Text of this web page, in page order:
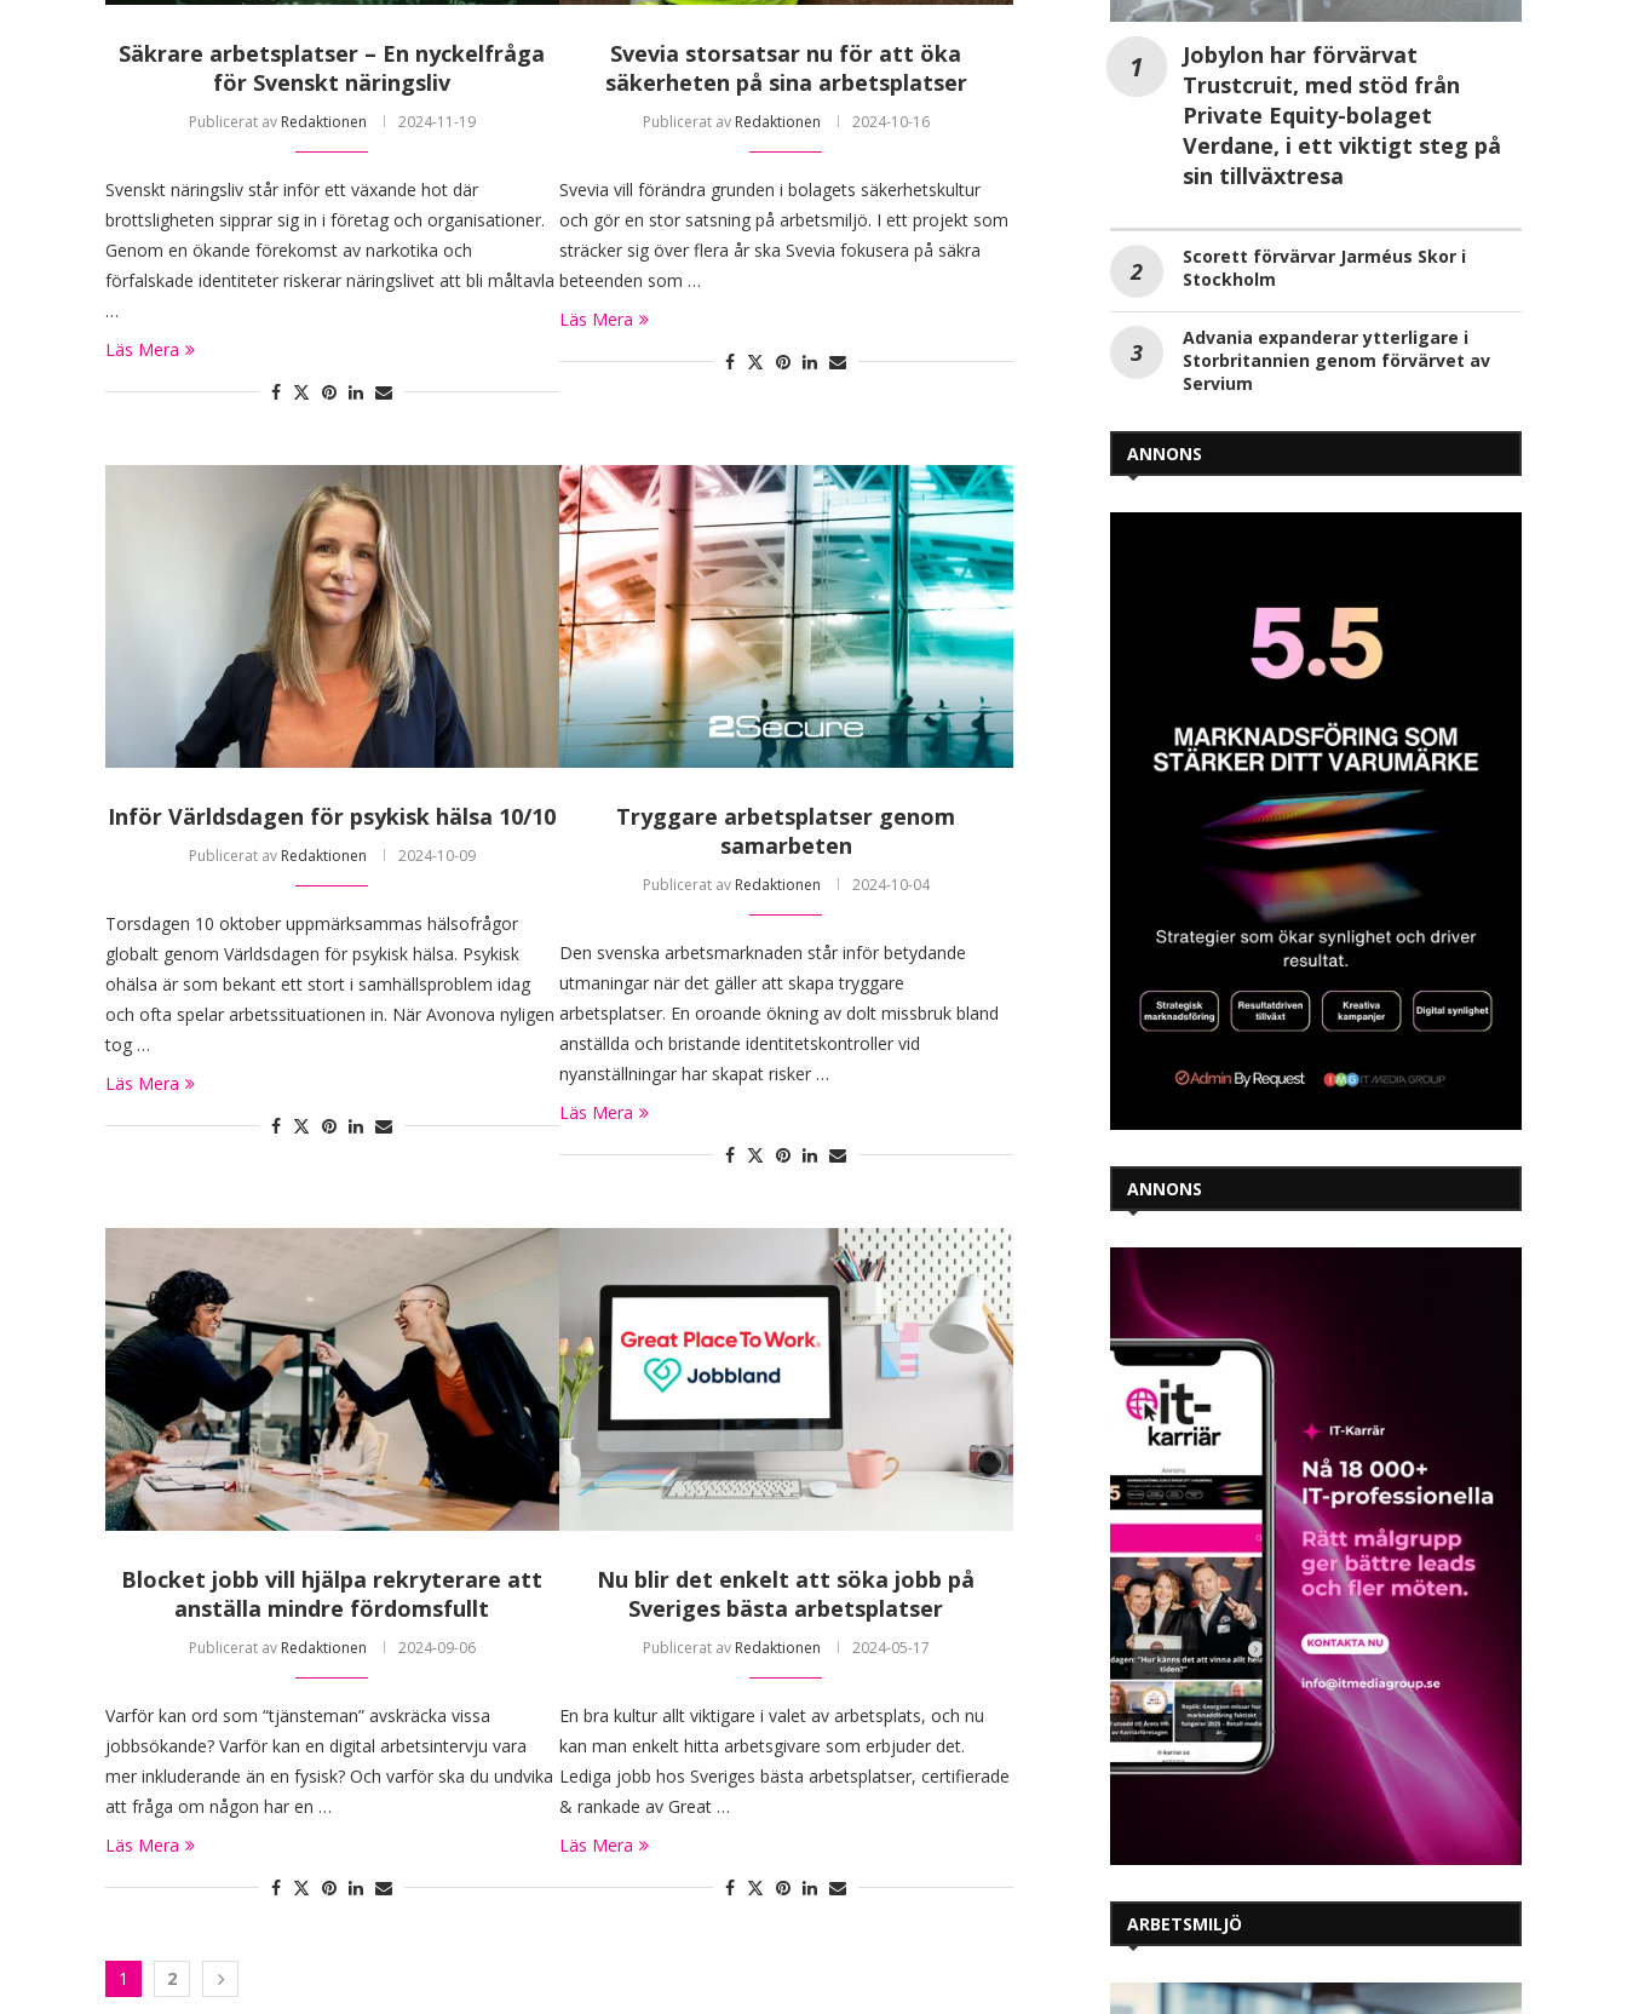
Säkrare arbetsplatser – En nyckelfråga
för Svenskt näringsliv
Publicerat av Redaktionen 2024-11-19
Svenskt näringsliv står inför ett växande hot där
brottsligheten sipprar sig in i företag och organisationer.
Genom en ökande förekomst av narkotika och
förfalskade identiteter riskerar näringslivet att bli måltavla
…
Läs Mera
Svevia storsatsar nu för att öka
säkerheten på sina arbetsplatser
Publicerat av Redaktionen 2024-10-16
Svevia vill förändra grunden i bolagets säkerhetskultur
och gör en stor satsning på arbetsmiljö. I ett projekt som
sträcker sig över flera år ska Svevia fokusera på säkra
beteenden som …
Läs Mera
Inför Världsdagen för psykisk hälsa 10/10
Publicerat av Redaktionen 2024-10-09
Torsdagen 10 oktober uppmärksammas hälsofrågor
globalt genom Världsdagen för psykisk hälsa. Psykisk
ohälsa är som bekant ett stort i samhällsproblem idag
och ofta spelar arbetssituationen in. När Avonova nyligen
tog …
Läs Mera
Tryggare arbetsplatser genom
samarbeten
Publicerat av Redaktionen 2024-10-04
Den svenska arbetsmarknaden står inför betydande
utmaningar när det gäller att skapa tryggare
arbetsplatser. En oroande ökning av dolt missbruk bland
anställda och bristande identitetskontroller vid
nyanställningar har skapat risker …
Läs Mera
Blocket jobb vill hjälpa rekryterare att
anställa mindre fördomsfullt
Publicerat av Redaktionen 2024-09-06
Varför kan ord som “tjänsteman” avskräcka vissa
jobbsökande? Varför kan en digital arbetsintervju vara
mer inkluderande än en fysisk? Och varför ska du undvika
att fråga om någon har en …
Läs Mera
Nu blir det enkelt att söka jobb på
Sveriges bästa arbetsplatser
Publicerat av Redaktionen 2024-05-17
En bra kultur allt viktigare i valet av arbetsplats, och nu
kan man enkelt hitta arbetsgivare som erbjuder det.
Lediga jobb hos Sveriges bästa arbetsplatser, certifierade
& rankade av Great …
Läs Mera
1 2
Jobylon har förvärvat
Trustcruit, med stöd från
Private Equity-bolaget
Verdane, i ett viktigt steg på
sin tillväxtresa
Scorett förvärvar Jarméus Skor i
Stockholm
Advania expanderar ytterligare i
Storbritannien genom förvärvet av
Servium
ANNONS
ANNONS
ARBETSMILJÖ